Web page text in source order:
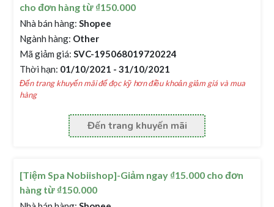
cho đơn hàng từ ₫150.000
Nhà bán hàng: Shopee
Ngành hàng: Other
Mã giảm giá: SVC-195068019720224
Thời hạn: 01/10/2021 - 31/10/2021
Đến trang khuyến mãi để đọc kỹ hơn điều khoản giảm giá và mua
hàng
Đến trang khuyến mãi
[Tiệm Spa Nobiishop]-Giảm ngay ₫15.000 cho đơn
hàng từ ₫150.000